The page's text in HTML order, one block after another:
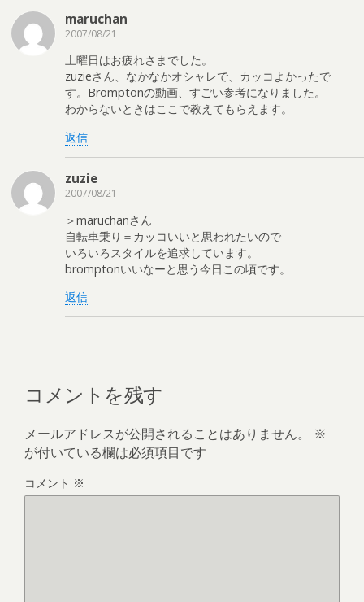
maruchan
2007/08/21
土曜日はお疲れさまでした。
zuzieさん、なかなかオシャレで、カッコよかったで
す。Bromptonの動画、すごい参考になりました。
わからないときはここで教えてもらえます。
返信
zuzie
2007/08/21
＞maruchanさん
自転車乗り＝カッコいいと思われたいので
いろいろスタイルを追求しています。
bromptonいいなーと思う今日この頃です。
返信
コメントを残す
メールアドレスが公開されることはありません。
※
が付いている欄は必須項目です
コメント ※